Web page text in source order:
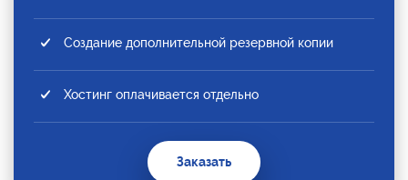
Создание дополнительной резервной копии
Хостинг оплачивается отдельно
Заказать